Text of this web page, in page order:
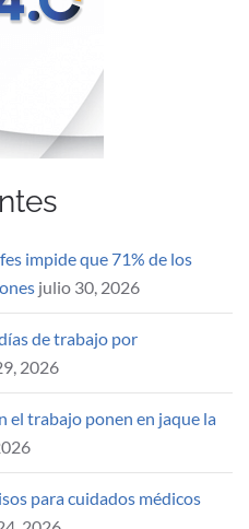
impide que 71% de los
julio 30, 2026
de trabajo por
2026
el trabajo ponen en jaque la
para cuidados médicos